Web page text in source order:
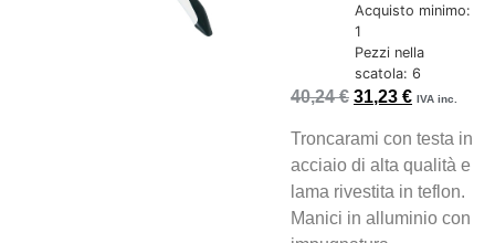
Acquisto minimo:
1
Pezzi nella
scatola: 6
40,24€ 31,23€ IVA inc.
Troncarami con testa in
acciaio di alta qualità e
lama rivestita in teflon.
Manici in alluminio con